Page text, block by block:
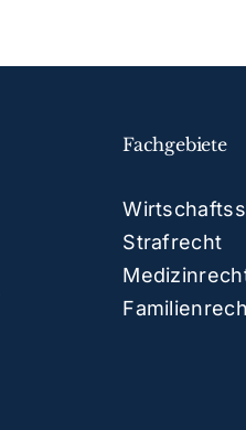
Fachgebiete
Strafrecht